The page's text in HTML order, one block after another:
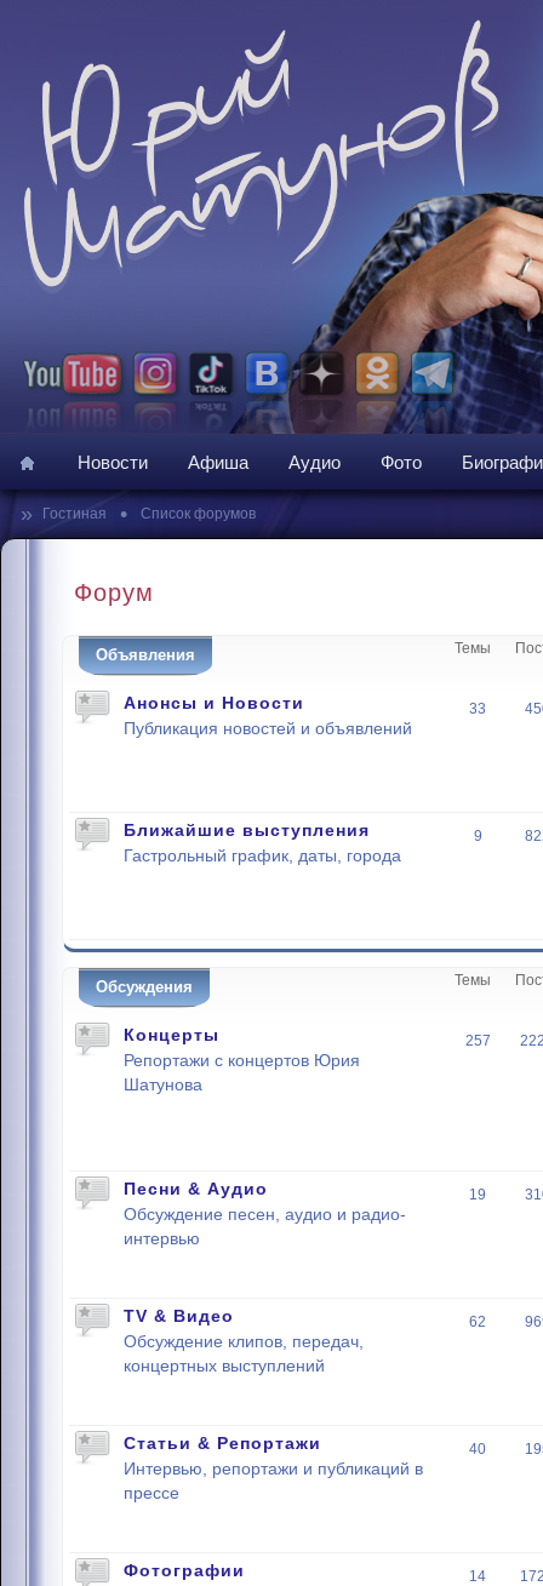
Новости Афиша Аудио Фото
» Гостиная • Список форумов
Форум
Объявления Темы
Анонсы и Новости
Публикация новостей и объявлений
33
Ближайшие выступления
Гастрольный график, даты, города
9
Обсуждения Темы
Концерты
Репортажи с концертов Юрия
Шатунова
257
Песни & Аудио
Обсуждение песен, аудио и радио-
интервью
19
TV & Видео
Обсуждение клипов, передач,
концертных выступлений
62
Статьи & Репортажи
Интервью, репортажи и публикаций в
прессе
40
Фотографии 14